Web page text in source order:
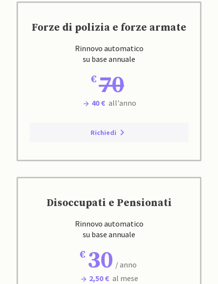
Forze di polizia e forze armate
Rinnovo automatico
su base annuale
70
40 € all'anno
Richiedi
Disoccupati e Pensionati
Rinnovo automatico
su base annuale
30 / anno
2,50 € al mese